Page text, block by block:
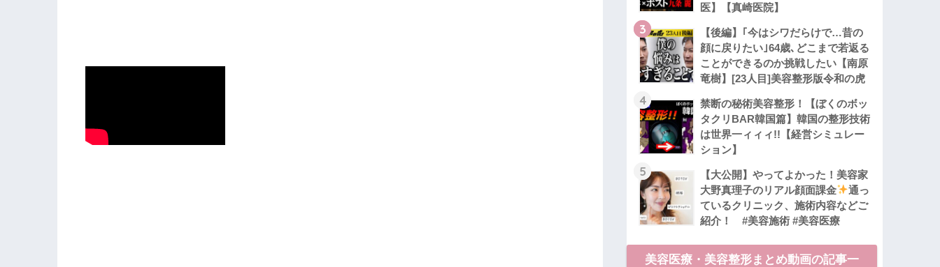
医】【真崎医院】
3
【後編】｢今はシワだらけで…昔の
顔に戻りたい｣64歳､どこまで若返る
ことができるのか挑戦したい【南原
竜樹】[23人目]美容整形版令和の虎
4
禁断の秘術美容整形！【ぼくのボッ
タクリBAR韓国篇】韓国の整形技術
は世界一ィィィ!!【経営シミュレー
ション】
5
【大公開】やってよかった！美容家
大野真理子のリアル顔面課金
通っ
ているクリニック、施術内容などご
紹介！ #美容施術 #美容医療
美容医療・美容整形まとめ動画の記事一